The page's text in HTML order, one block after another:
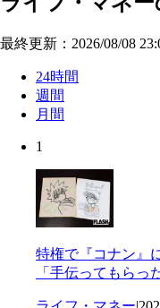
最終更新：2026/08/08
24時間
週間
月間
1
特権で『コナン』
「手伝ってもらっ